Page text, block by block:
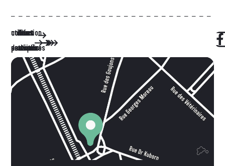
les
services
les
activités
le
centre
nos
partenaires
utilisation
des salles
infos
pratiques
contact